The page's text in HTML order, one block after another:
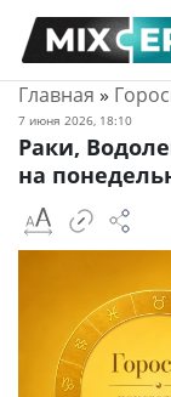
Главная »
7 июня 2026, 18:10
Раки,
на